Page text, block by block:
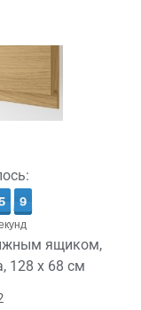
9
8
ящиком,
128 x 68 см